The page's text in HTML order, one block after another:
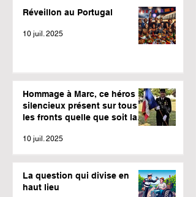
Réveillon au Portugal
10 juil. 2025
Hommage à Marc, ce héros
silencieux présent sur tous
les fronts quelle que soit la
10 juil. 2025
La question qui divise en
haut lieu